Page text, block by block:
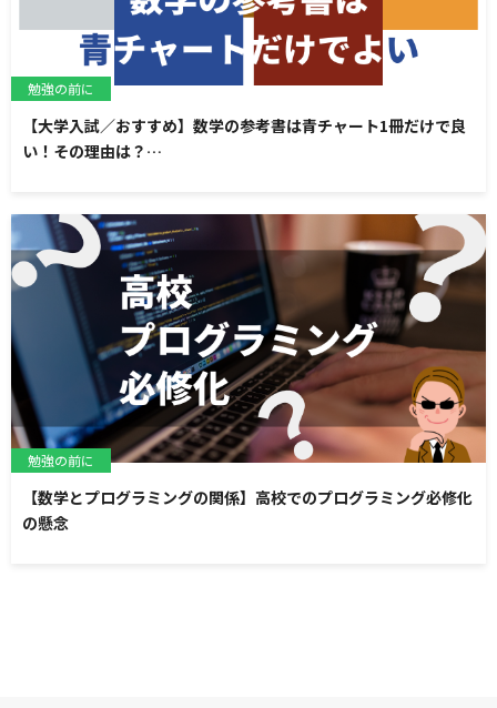
【大学入試／おすすめ】数学の参考書は青チャート1冊だけで良
い！その理由は？…
勉強の前に
【数学とプログラミングの関係】高校でのプログラミング必修化
の懸念
勉強の前に